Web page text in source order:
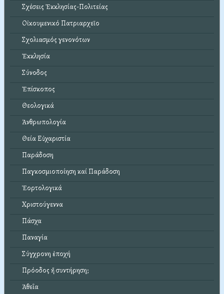
Σχέσεις Ἐκκλησίας-Πολιτείας
Οἰκουμενικό Πατριαρχεῖο
Σχολιασμός γενονότων
Ἐκκλησία
Σύνοδος
Ἐπίσκοπος
Θεολογικά
Ἀνθρωπολογία
Θεία Εὐχαριστία
Παράδοση
Παγκοσμιοποίηση καί Παράδοση
Ἑορτολογικά
Χριστούγεννα
Πάσχα
Παναγία
Σύγχρονη ἐποχή
Πρόοδος ἤ συντήρηση;
Ἀθεΐα